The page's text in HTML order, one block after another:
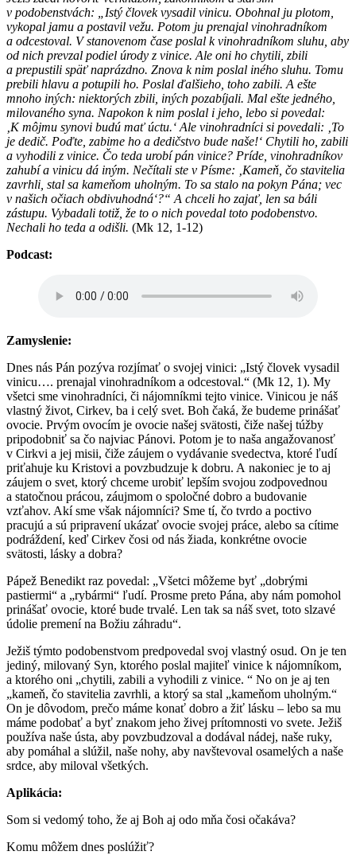
v podobenstvách: „Istý človek vysadil vinicu. Obohnal ju plotom,
vykopal jamu a postavil vežu. Potom ju prenajal vinohradníkom
a odcestoval. V stanovenom čase poslal k vinohradníkom sluhu, aby
od nich prevzal podiel úrody z vinice. Ale oni ho chytili, zbili
a prepustili späť naprázdno. Znova k nim poslal iného sluhu. Tomu
prebili hlavu a potupili ho. Poslal ďalšieho, toho zabili. A ešte
mnoho iných: niektorých zbili, iných pozabíjali. Mal ešte jedného,
milovaného syna. Napokon k nim poslal i jeho, lebo si povedal:
‚K môjmu synovi budú mať úctu.‘ Ale vinohradníci si povedali: ‚To
je dedič. Poďte, zabime ho a dedičstvo bude naše!‘ Chytili ho, zabili
a vyhodili z vinice. Čo teda urobí pán vinice? Príde, vinohradníkov
zahubí a vinicu dá iným. Nečítali ste v Písme: ‚Kameň, čo stavitelia
zavrhli, stal sa kameňom uholným. To sa stalo na pokyn Pána; vec
v našich očiach obdivuhodná‘?“ A chceli ho zajať, len sa báli
zástupu. Vybadali totiž, že to o nich povedal toto podobenstvo.
Nechali ho teda a odišli. (Mk 12, 1-12)
Podcast:
Zamyslenie:
Dnes nás Pán pozýva rozjímať o svojej vinici: „Istý človek vysadil
vinicu…. prenajal vinohradníkom a odcestoval.“ (Mk 12, 1). My
všetci sme vinohradníci, či nájomníkmi tejto vinice. Vinicou je náš
vlastný život, Cirkev, ba i celý svet. Boh čaká, že budeme prinášať
ovocie. Prvým ovocím je ovocie našej svätosti, čiže našej túžby
pripodobniť sa čo najviac Pánovi. Potom je to naša angažovanosť
v Cirkvi a jej misii, čiže záujem o vydávanie svedectva, ktoré ľudí
priťahuje ku Kristovi a povzbudzuje k dobru. A nakoniec je to aj
záujem o svet, ktorý chceme urobiť lepším svojou zodpovednou
a statočnou prácou, záujmom o spoločné dobro a budovanie
vzťahov. Akí sme však nájomníci? Sme tí, čo tvrdo a poctivo
pracujú a sú pripravení ukázať ovocie svojej práce, alebo sa cítime
podráždení, keď Cirkev čosi od nás žiada, konkrétne ovocie
svätosti, lásky a dobra?
Pápež Benedikt raz povedal: „Všetci môžeme byť „dobrými
pastiermi“ a „rybármi“ ľudí. Prosme preto Pána, aby nám pomohol
prinášať ovocie, ktoré bude trvalé. Len tak sa náš svet, toto slzavé
údolie premení na Božiu záhradu“.
Ježiš týmto podobenstvom predpovedal svoj vlastný osud. On je ten
jediný, milovaný Syn, ktorého poslal majiteľ vinice k nájomníkom,
a ktorého oni „chytili, zabili a vyhodili z vinice. “ No on je aj ten
„kameň, čo stavitelia zavrhli, a ktorý sa stal „kameňom uholným.“
On je dôvodom, prečo máme konať dobro a žiť lásku – lebo sa mu
máme podobať a byť znakom jeho živej prítomnosti vo svete. Ježiš
používa naše ústa, aby povzbudzoval a dodával nádej, naše ruky,
aby pomáhal a slúžil, naše nohy, aby navštevoval osamelých a naše
srdce, aby miloval všetkých.
Aplikácia:
Som si vedomý toho, že aj Boh aj odo mňa čosi očakáva?
Komu môžem dnes poslúžiť?